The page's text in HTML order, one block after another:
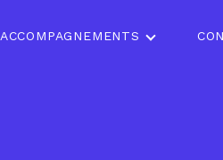
ACCOMPAGNEMENTS